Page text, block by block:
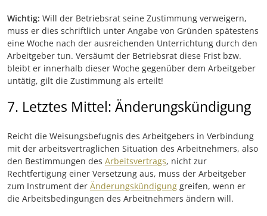
Wichtig: Will der Betriebsrat seine Zustimmung verweigern,
muss er dies schriftlich unter Angabe von Gründen spätestens
eine Woche nach der ausreichenden Unterrichtung durch den
Arbeitgeber tun. Versäumt der Betriebsrat diese Frist bzw.
bleibt er innerhalb dieser Woche gegenüber dem Arbeitgeber
untätig, gilt die Zustimmung als erteilt!
7. Letztes Mittel: Änderungskündigung
Reicht die Weisungsbefugnis des Arbeitgebers in Verbindung
mit der arbeitsvertraglichen Situation des Arbeitnehmers, also
den Bestimmungen des Arbeitsvertrags, nicht zur
Rechtfertigung einer Versetzung aus, muss der Arbeitgeber
zum Instrument der Änderungskündigung greifen, wenn er
die Arbeitsbedingungen des Arbeitnehmers ändern will.